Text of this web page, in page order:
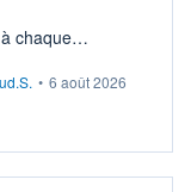
chaque
retraite.
• 6 août 2026